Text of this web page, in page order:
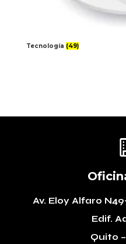
Tecnología (49)
Av. Eloy Alfaro
Edif.
Quito